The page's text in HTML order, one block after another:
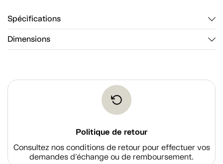
Spécifications
Dimensions
Politique de retour
Consultez nos conditions de retour pour effectuer vos
demandes d'échange ou de remboursement.